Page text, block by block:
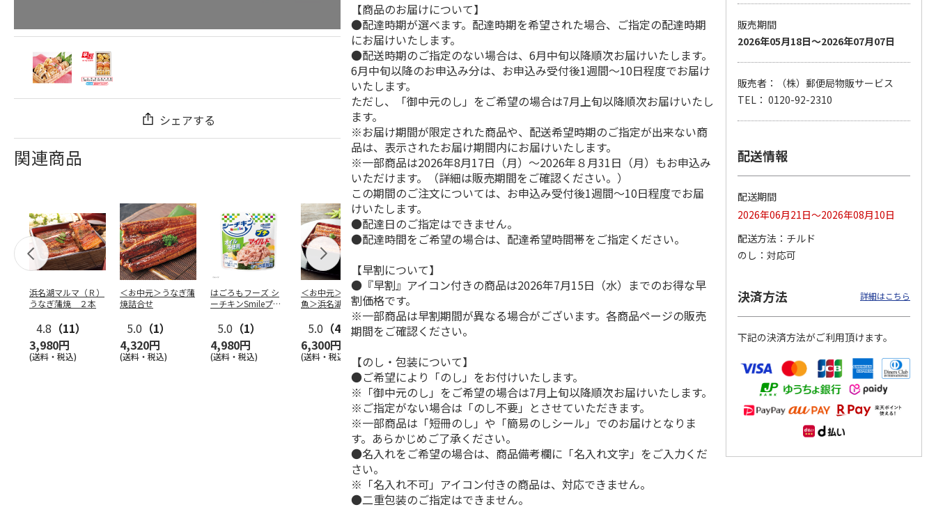
シェアする
関連商品
浜名湖マルマ（Ｒ）
うなぎ蒲焼 ２本
4.8 （11）
3,980円
(送料・税込)
＜お中元＞うなぎ蒲
焼詰合せ
5.0 （1）
4,320円
(送料・税込)
はごろもフーズ シ
ーチキンSmileプチ
5.0 （1）
4,980円
(送料・税込)
＜お中元＞＜大和養
魚＞浜名湖うなぎ蒲
5.0 （4）
6,300円
(送料・税込)
＜お中元＞うなぎ蒲
焼詰合せ
(送料・税込)
＜お中元＞＜大和養
焼４本
＜お中元＞レンジで
ト
呼子朝市ひもの詰合
＜お中元＞愛知三河
産 うなぎ蒲焼ギフ
ト
5,800円
＜お中元＞函館味く
らべ
2,800円
(送料・税込)
【商品のお届けについて】
●配達時期が選べます。配達時期を希望された場合、ご指定の配達時期
にお届けいたします。
●配送時期のご指定のない場合は、6月中旬以降順次お届けいたします。
6月中旬以降のお申込み分は、お申込み受付後1週間～10日程度でお届け
いたします。
ただし、「御中元のし」をご希望の場合は7月上旬以降順次お届けいたし
ます。
※お届け期間が限定された商品や、配送希望時期のご指定が出来ない商
品は、表示されたお届け期間内にお届けいたします。
※一部商品は2026年8月17日（月）～2026年８月31日（月）もお申込み
いただけます。（詳細は販売期間をご確認ください。）
この期間のご注文については、お申込み受付後1週間～10日程度でお届
けいたします。
●配達日のご指定はできません。
●配達時間をご希望の場合は、配達希望時間帯をご指定ください。
【早割について】
●『早割』アイコン付きの商品は2026年7月15日（水）までのお得な早
割価格です。
※一部商品は早割期間が異なる場合がございます。各商品ページの販売
期間をご確認ください。
【のし・包装について】
●ご希望により「のし」をお付けいたします。
※「御中元のし」をご希望の場合は7月上旬以降順次お届けいたします。
※ご指定がない場合は「のし不要」とさせていただきます。
※一部商品は「短冊のし」や「簡易のしシール」でのお届けとなりま
す。あらかじめご了承ください。
●名入れをご希望の場合は、商品備考欄に「名入れ文字」をご入力くだ
さい。
※「名入れ不可」アイコン付きの商品は、対応できません。
●二重包装のご指定はできません。
販売期間
2026年05月18日～2026年07月07日
販売者：（株）郵便局物販サービス
TEL： 0120-92-2310
配送情報
配送期間
2026年06月21日～2026年08月10日
配送方法
チルド
のし
対応可
決済方法 詳細はこちら
下記の決済方法がご利用頂けます。